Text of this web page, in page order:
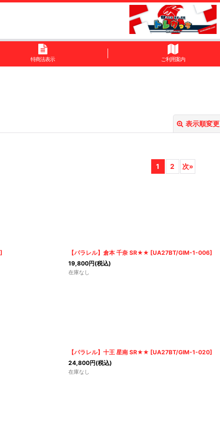
特商法表示 ご利用案内
表示順変更
1 2 次»
]
【パラレル】倉本 千奈 SR★★ [UA27BT/GIM-1-006]
19,800円(税込)
在庫なし
【パラレル】十王 星南 SR★★ [UA27BT/GIM-1-020]
24,800円(税込)
在庫なし